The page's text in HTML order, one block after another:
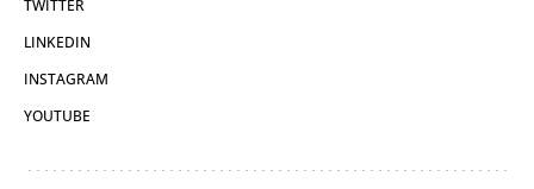
TWITTER
LINKEDIN
INSTAGRAM
YOUTUBE